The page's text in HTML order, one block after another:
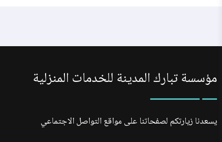
مؤسسة تبارك المدينة للخدمات المنزلية
يسعدنا زيارتكم لصفحاتنا على مواقع التواصل الاجتماعي